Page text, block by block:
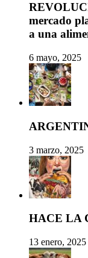
mercado
a una
6 mayo, 2025
3 marzo, 2025
HACE LA
13 enero, 2025